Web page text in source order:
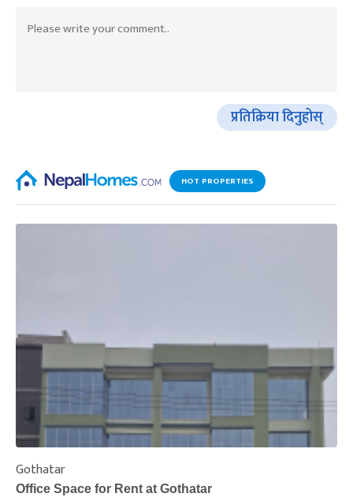
प्रतिक्रिया दिनुहोस्
HOT PROPERTIES
Gothatar
Office Space for Rent at Gothatar